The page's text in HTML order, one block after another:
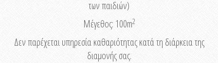
των παιδιών)
Μέγεθος: 100m2
Δεν παρέχεται υπηρεσία καθαριότητας κατά τη διάρκεια της
διαμονής σας.